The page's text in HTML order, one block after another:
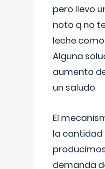
pero llevo
noto q no
leche
Alguna
aumento
un saludo
El
la cantidad
demanda